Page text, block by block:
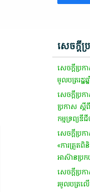
សេចក្តី
សេចក្តីប្រ
មូលបត្ររដ្ឋ
សេចក្តី​ប្រ
ប្រកាស​ ស្តី​
កម្ម​ទ្រព្យ​ឌី​
សេចក្ដីប្រ
«ការត្រួត
អាស៊ានប្រ
សេចក្ដីប្រ
រមូលបត្រល